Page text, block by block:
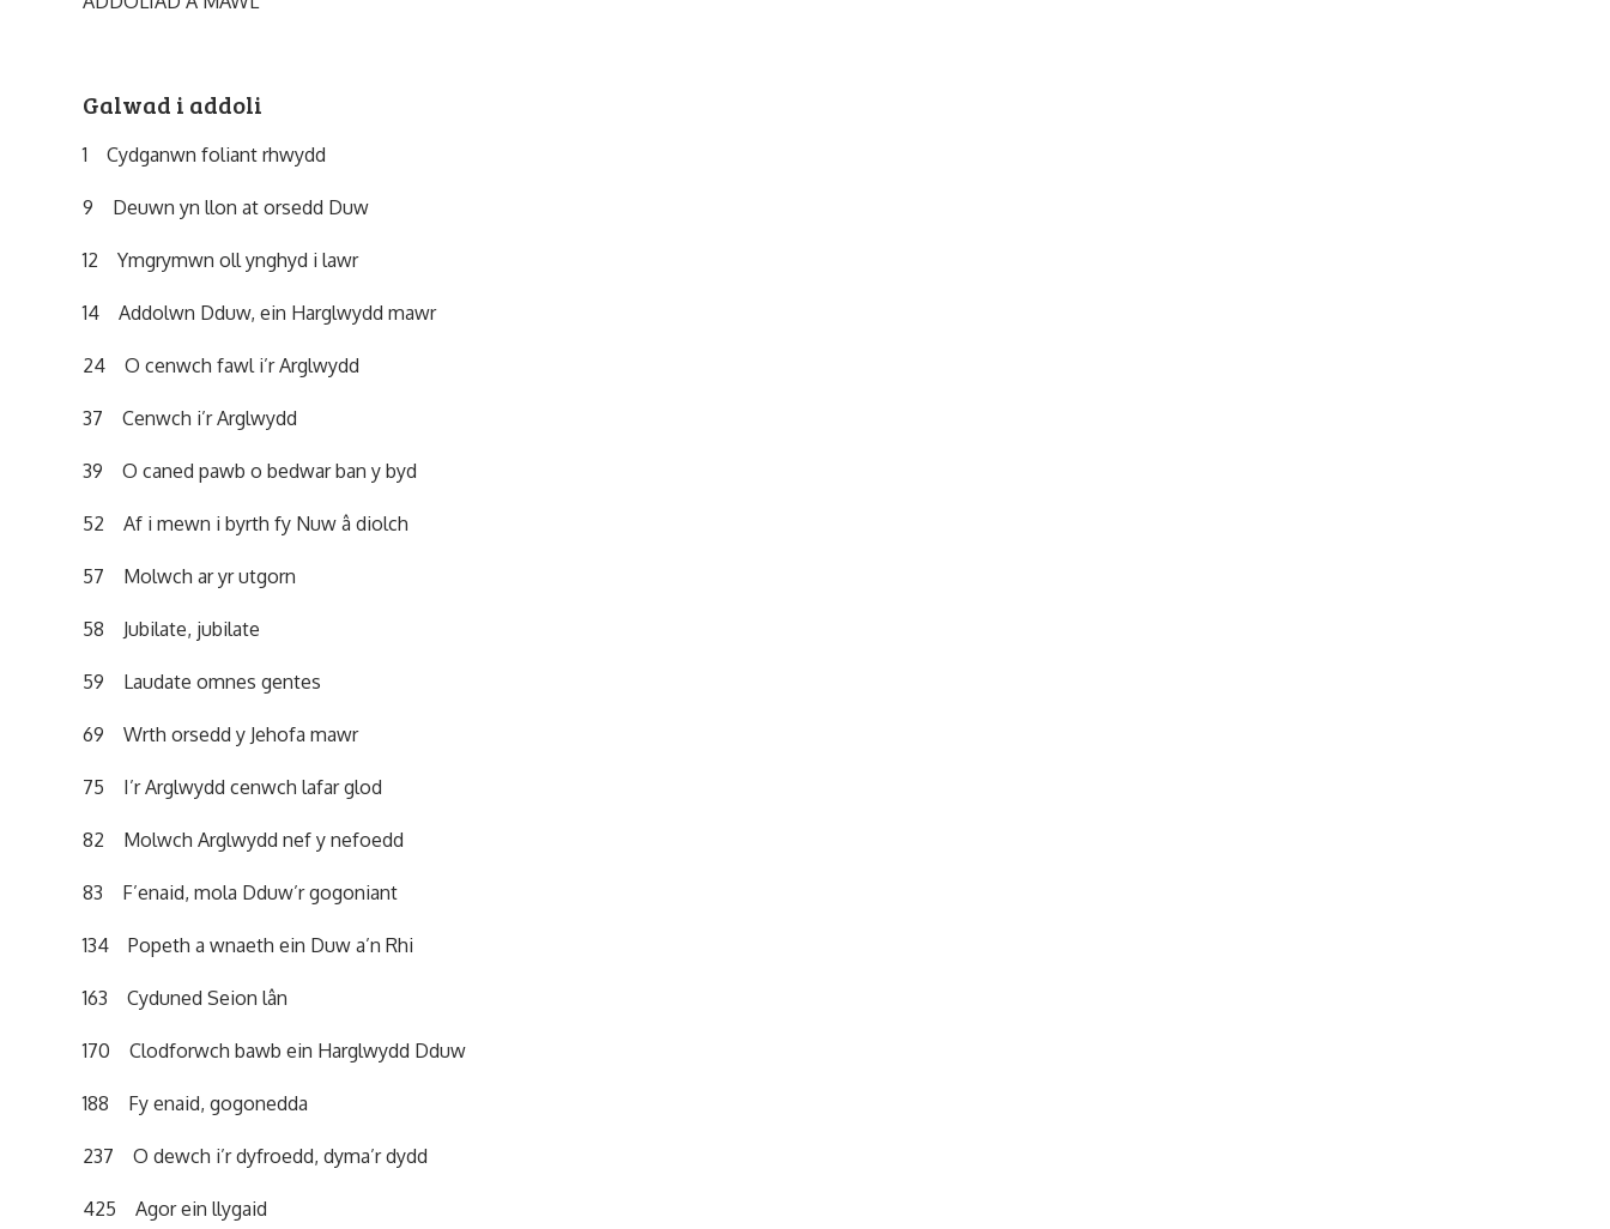
Galwad i addoli
1 Cydganwn foliant rhwydd
9 Deuwn yn llon at orsedd Duw
12 Ymgrymwn oll ynghyd i lawr
14 Addolwn Dduw, ein Harglwydd mawr
24 O cenwch fawl i’r Arglwydd
37 Cenwch i’r Arglwydd
39 O caned pawb o bedwar ban y byd
52 Af i mewn i byrth fy Nuw â diolch
57 Molwch ar yr utgorn
58 Jubilate, jubilate
59 Laudate omnes gentes
69 Wrth orsedd y Jehofa mawr
75 I’r Arglwydd cenwch lafar glod
82 Molwch Arglwydd nef y nefoedd
83 F’enaid, mola Dduw’r gogoniant
134 Popeth a wnaeth ein Duw a’n Rhi
163 Cyduned Seion lân
170 Clodforwch bawb ein Harglwydd Dduw
188 Fy enaid, gogonedda
237 O dewch i’r dyfroedd, dyma’r dydd
425 Agor ein llygaid